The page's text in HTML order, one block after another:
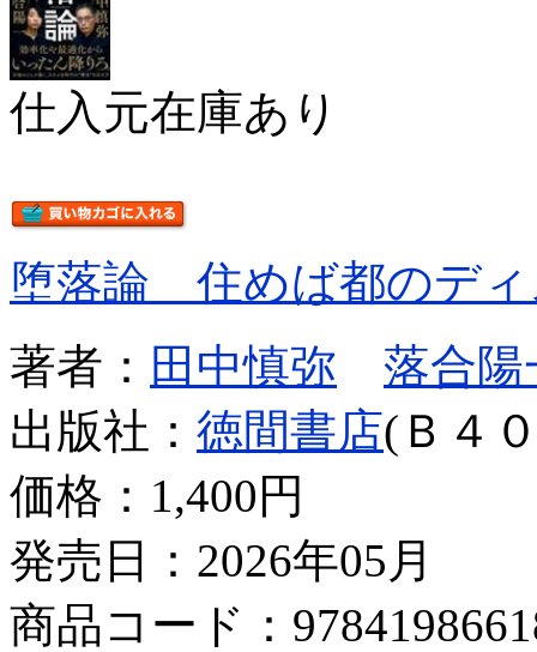
仕入元在庫あり
堕落論 住めば都のデ
著者： 田中慎弥
落合陽
出版社： 徳間書店(Ｂ４
価格： 1,400円
発売日：2026年05月
商品コード：